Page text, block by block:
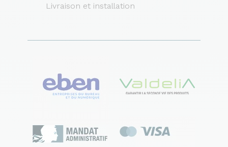
Livraison et installation